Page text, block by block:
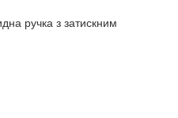
ручка з затискним